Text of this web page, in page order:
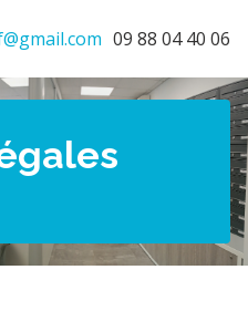
09 88 04 40 06